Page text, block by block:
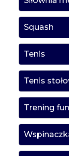
Squash
Tenis
Tenis
Trening